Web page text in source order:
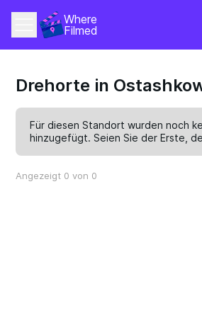
Where
Filmed
Drehorte in
Für diesen Standort wurden noch
hinzugefügt. Seien Sie der Erste,
Angezeigt 0 von 0